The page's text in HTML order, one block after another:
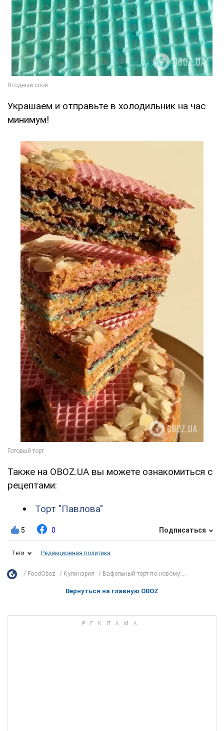
Украшаем и отправьте в холодильник на час
минимум!
Также на OBOZ.UA вы можете ознакомиться с
рецептами:
Торт "Павлова"
5 0 Подписаться
Теги Редакционная политика
FoodOboz Кулинария Вафельный торт по-новому:...
Вернуться на главную OBOZ